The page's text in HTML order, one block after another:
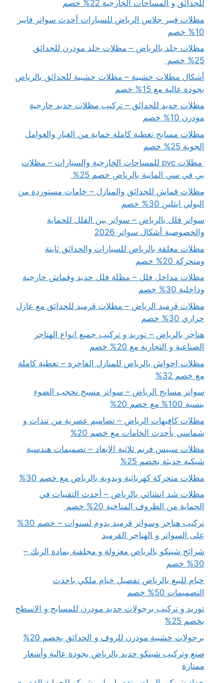
للحدائق و المساحات الخارجية 22% خصم
مظلات فيبر جلاس الرياض للسيارات أحدث سواتر فايبر
10% خصم
مظلات جلد بالرياض – مظلات جلد مودرن للحدائق
25% خصم
أشكال مظلات خشبية – مظلات خشبية للحدائق بالرياض
بجودة عالية مع 15% خصم
مظلات حديد للحدائق – تركيب مظلات حديد خارجية
مودرن 10% خصم
مظلات مسابح تغطية كاملة حماية من الغبار والعوامل
الجوية 25% خصم
مظلات pvc للمساحات الخارجية والسيارات – مظلات
بي في سي المانية بالرياض خصم 25%
مظلات قماش للحدائق والمنازل – خامات مستوردة من
البولي ايثلين 30% خصم
سواتر فلل بالرياض – سواتر بين الفلل للحماية
والخصوصية أشكال سواتر 2026
مظلات معلقة بالرياض للسيارات والحدائق ثابتة
ومتحركة 20% خصم
مظلات مداخل فلل – مظلة فلل حديد وقماش خارجية
وداخلية 30% خصم
مظلات قرميد الرياض – مظلات قرميد للحدائق مع عازل
حراري 30% خصم
هناجر بالرياض – توريد و تركيب جميع انواع الهناجر
الصناعية و التجارية مع 20% خصم
مظلات احواش بالرياض للمنازل الفاخرة – تغطية كاملة
مع خصم 32%
سواتر مسابح الرياض – سواتر مسبح تحجب الضوء
بنسبة 100% مع خصم 20%
مظلات كافيهات الرياض – تصاميم عصرية من تندات و
شماسي بأحدث الخامات مع خصم 20%
مظلات سبيس فريم ثلاثية الابعاد – تصميمات هندسية
شبكية حديثة بخصم 25%
مظلات متحركة كهربائية ويدوية بالرياض مع خصم 30%
مظلات شد انشائي بالرياض – أحدث التقنيات في
الحماية من الظروف المناخية 20% خصم
تركيب هناجر وسواتر قرميد يدوم لسنوات – خصم 30%
على السواتر و الهناجر القرميد
شرائح شينكو بالرياض معزولة و مجلفنة بمادة الزنك –
30% خصم
خيام للبيع بالرياض تفصيل خيام ملكي باحدث
التصميمات 50% خصم
توريد و تركيب برجولات حديد مودرن للمسابح و الاسطح
بخصم 25%
برجولات خشبية مودرن للروف و الحدائق بخصم 20%
صنع وتركيب شينكو حديد بالرياض بجودة عالية وأسعار
ممتازة